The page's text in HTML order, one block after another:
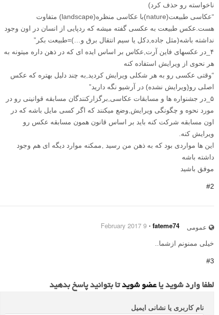
ناخواسته رو حذف کرد)
“عکاسی طبیعت(nature)با عکاسی منظره(landscape) متفاوت
هست.عکس طبیعت به عکسی گفته میشه که ردپایی از انسان در اون وجود
نداشته باشه(مثل جاده,دکل یا سیم انتقال برق و…)=طبیعت بکر”
۴_در عکسهای فاین آرت,عکاس بر اساس ایده ای که در ذهن داره میتونه به
هر نحوی از ویرایش استفاده کنه
“وقتی عکسی رو به هر شکلی ویرایش کردید,به چند دلیل بهتره که عکس
اصلی رو(ویرایش نشده) در آرشیو نگه دارید”
۵_در جشنواره ها و مسابقات عکاسی,برگزارکنندگان مسابقه قوانینی رو در
مورد نحوه و چگونگی ویرایش,وضع میکنند که اگر کسی مایل باشه که در
اون مسابقه شرکت کنه باید بر اساس قانون همون مسابقه عکس رو
ویرایش کنه.
این ها مواردی بود که به ذهن من رسید ,ممکنه موارد دیگه ای هم وجود
داشته باشه
موفق باشید
#2
عمومی fateme74
⋅
9 February 2017
خیلی ممنونم ازشما..
#3
لطفا وارد شوید یاعضو شویدتا بتوانید پاسخ بدهید
نام کاربری یا نشانی ایمیل